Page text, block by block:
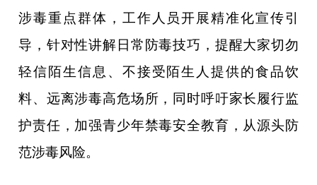
涉毒重点群体，工作人员开展精准化宣传引
导，针对性讲解日常防毒技巧，提醒大家切勿
轻信陌生信息、不接受陌生人提供的食品饮
料、远离涉毒高危场所，同时呼吁家长履行监
护责任，加强青少年禁毒安全教育，从源头防
范涉毒风险。